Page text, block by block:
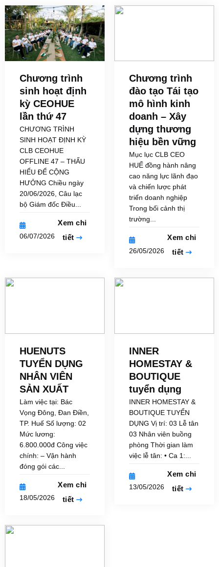
Chương trình
sinh hoạt định
kỳ CEOHUE
lần thứ 47
CHƯƠNG TRÌNH
SINH HOẠT ĐỊNH KỲ
CLB CEOHUE
OFFLINE 47 – THẤU
HIỂU ĐỂ CỘNG
HƯỞNG Chiều ngày
20/06/2026, Câu lạc
bộ Giám đốc Điều...
06/07/2026
Xem chi
tiết
Chương trình
đào tạo Tái tạo
mô hình kinh
doanh – Xây
dựng thương
hiệu bền vững
Mục lục CLB CEO
HUẾ đồng hành nâng
cao năng lực lãnh đạo
và chiến lược phát
triển doanh nghiệp
Trong bối cảnh thị
trường...
26/05/2026
Xem chi
tiết
HUENUTS
TUYỂN DỤNG
NHÂN VIÊN
SẢN XUẤT
Làm việc tại: Bác
Vọng Đông, Đan Điền,
TP. Huế Số lượng: 02
Mức lương:
6.800.000đ Công việc
chính: – Vận hành
đóng gói các...
18/05/2026
Xem chi
tiết
INNER
HOMESTAY &
BOUTIQUE
tuyển dụng
INNER HOMESTAY &
BOUTIQUE TUYỂN
DỤNG Vị trí: 03 Lễ tân
03 Nhân viên buồng
phòng Thời gian làm
việc lễ tân: • Ca 1:...
13/05/2026
Xem chi
tiết